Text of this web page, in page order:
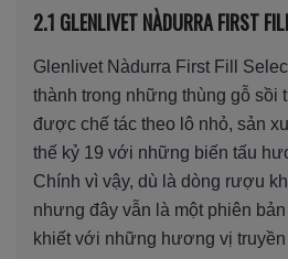
2.1 GLENLIVET NÀDURRA FIRST
Glenlivet Nàdurra First Fill
thành trong những thùng gỗ sồi
được chế tác theo lô nhỏ, sản
thế kỷ 19 với những biến tấu
Chính vì vậy, dù là dòng rượu
nhưng đây vẫn là một phiên
khiết với những hương vị